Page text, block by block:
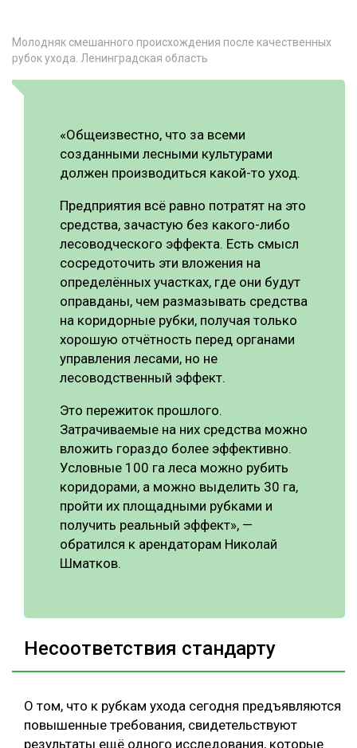
Молодняк смешанного происхождения после качественных
рубок ухода. Ленинградская область
«Общеизвестно, что за всеми
созданными лесными культурами
должен производиться какой-то уход.
Предприятия всё равно потратят на это
средства, зачастую без какого-либо
лесоводческого эффекта. Есть смысл
сосредоточить эти вложения на
определённых участках, где они будут
оправданы, чем размазывать средства
на коридорные рубки, получая только
хорошую отчётность перед органами
управления лесами, но не
лесоводственный эффект.
Это пережиток прошлого.
Затрачиваемые на них средства можно
вложить гораздо более эффективно.
Условные 100 га леса можно рубить
коридорами, а можно выделить 30 га,
пройти их площадными рубками и
получить реальный эффект», —
обратился к арендаторам Николай
Шматков.
Несоответствия стандарту
О том, что к рубкам ухода сегодня предъявляются
повышенные требования, свидетельствуют
результаты ещё одного исследования, которые